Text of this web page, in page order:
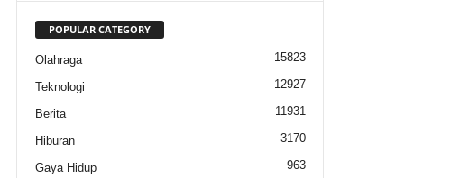
POPULAR CATEGORY
Olahraga 15823
Teknologi 12927
Berita 11931
Hiburan 3170
Gaya Hidup 963